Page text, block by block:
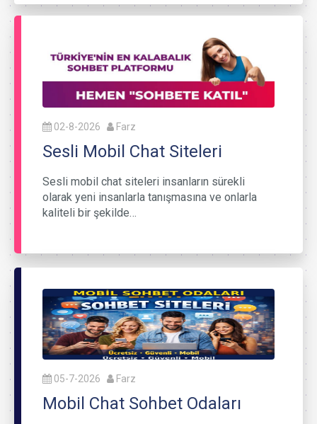
02-8-2026 Farz
Sesli Mobil Chat Siteleri
Sesli mobil chat siteleri insanların sürekli
olarak yeni insanlarla tanışmasına ve onlarla
kaliteli bir şekilde…
05-7-2026 Farz
Mobil Chat Sohbet Odaları